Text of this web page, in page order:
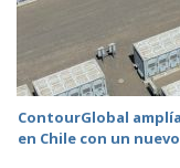
ContourGlobal
en Chile con un